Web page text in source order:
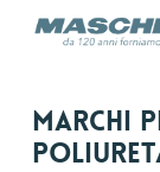
Marchi